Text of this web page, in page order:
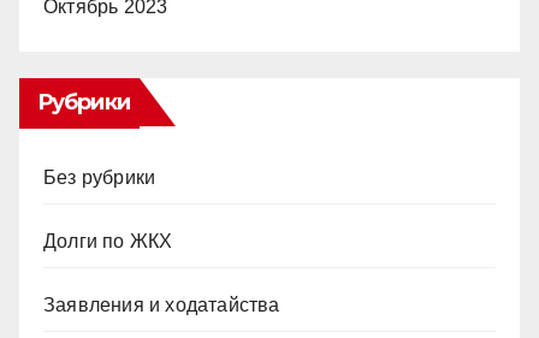
Октябрь 2023
Рубрики
Без рубрики
Долги по ЖКХ
Заявления и ходатайства